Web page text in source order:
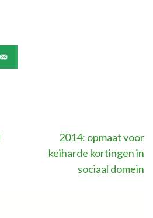
2014: opmaat voor
keiharde kortingen in
sociaal domein